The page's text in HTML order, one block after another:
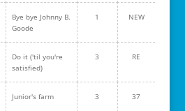
Bye bye Johnny B.
Goode
1 NEW
Do it ('til you're
satisfied)
3 RE
Junior's farm 3 37